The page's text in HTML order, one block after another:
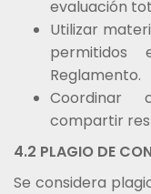
evaluación
Utilizar
Reglamento.
Coordinar
compartir
4.2 PLAGIO DE
Se considera